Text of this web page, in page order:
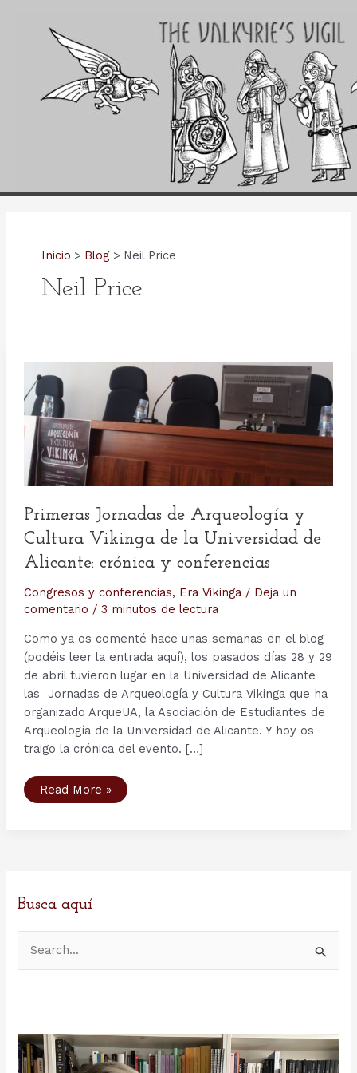
Inicio Blog Neil Price
Neil Price
Primeras Jornadas de Arqueología y
Cultura Vikinga de la Universidad de
Alicante: crónica y conferencias
Congresos y conferencias, Era Vikinga/ Deja un
comentario / 3 minutos de lectura
Como ya os comenté hace unas semanas en el blog
(podéis leer la entrada aquí), los pasados días 28 y 29
de abril tuvieron lugar en la Universidad de Alicante
las Jornadas de Arqueología y Cultura Vikinga que ha
organizado ArqueUA, la Asociación de Estudiantes de
Arqueología de la Universidad de Alicante. Y hoy os
traigo la crónica del evento. […]
Primeras
Jornadas
de
Alicante:
y
conferencias
Read More »
Busca aquí
r
p